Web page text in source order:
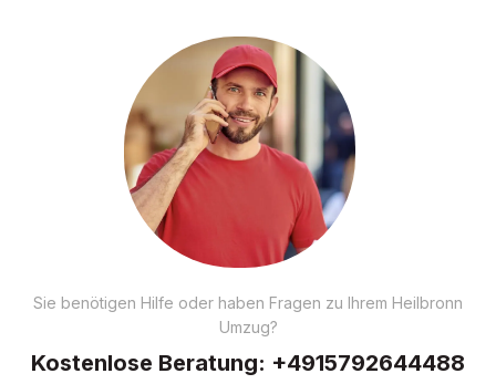
Sie benötigen Hilfe oder haben Fragen zu Ihrem Heilbronn
Umzug?
Kostenlose Beratung: +4915792644488